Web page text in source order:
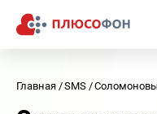
Главная SMS